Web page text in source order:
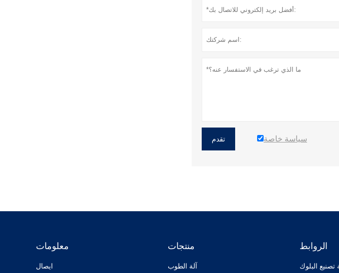
تقدم سياسة خاصة
معلومات
ايصال
منتجات
آلة الطوب
الروابط
تصنيع البلوك